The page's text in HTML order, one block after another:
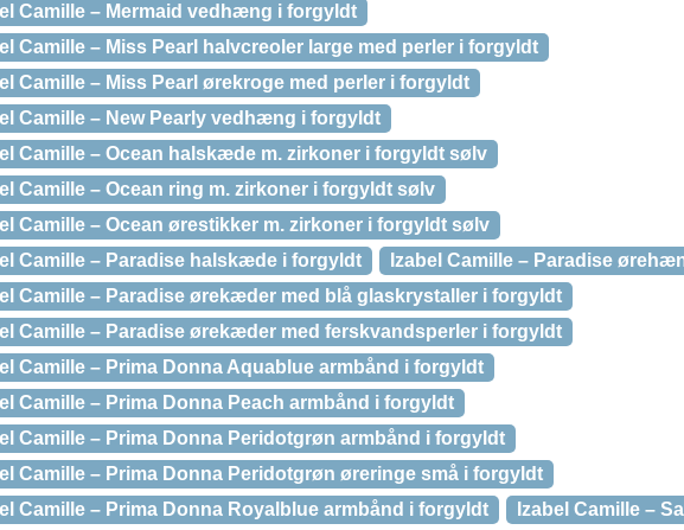
Camille – Mermaid vedhæng i forgyldt
Camille – Miss Pearl halvcreoler large med perler i forgyldt
Camille – Miss Pearl ørekroge med perler i forgyldt
Camille – New Pearly vedhæng i forgyldt
Camille – Ocean halskæde m. zirkoner i forgyldt sølv
Camille – Ocean ring m. zirkoner i forgyldt sølv
Camille – Ocean ørestikker m. zirkoner i forgyldt sølv
Camille – Paradise halskæde i forgyldt
Izabel Camille – Paradise
Camille – Paradise ørekæder med blå glaskrystaller i forgyldt
Camille – Paradise ørekæder med ferskvandsperler i forgyldt
Camille – Prima Donna Aquablue armbånd i forgyldt
Camille – Prima Donna Peach armbånd i forgyldt
Camille – Prima Donna Peridotgrøn armbånd i forgyldt
Camille – Prima Donna Peridotgrøn øreringe små i forgyldt
Camille – Prima Donna Royalblue armbånd i forgyldt
Izabel Camille –